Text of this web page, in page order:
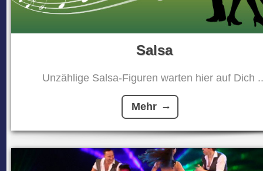
Salsa
Unzählige Salsa-Figuren warten hier auf Dich
Mehr